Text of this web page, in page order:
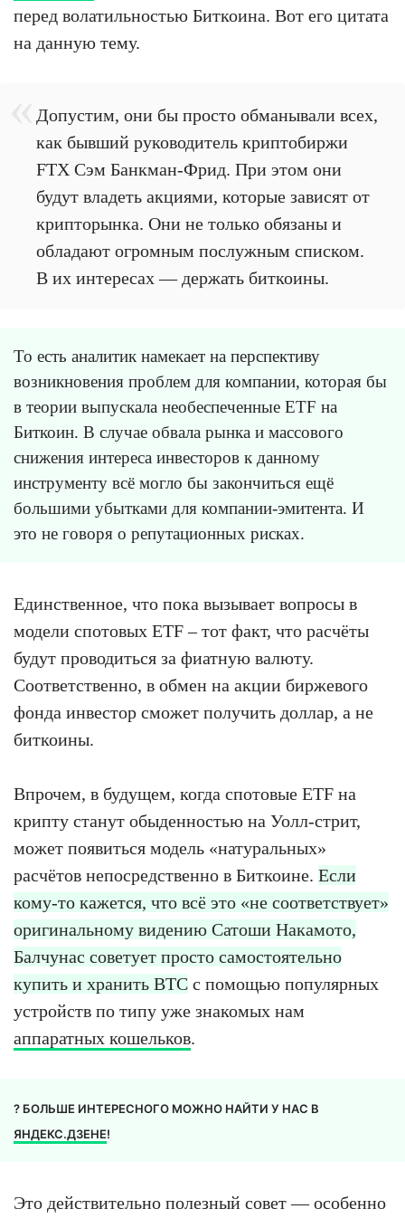
перед волатильностью Биткоина. Вот его цитата
на данную тему.
Допустим, они бы просто обманывали всех,
как бывший руководитель криптобиржи
FTX Сэм Банкман-Фрид. При этом они
будут владеть акциями, которые зависят от
крипторынка. Они не только обязаны и
обладают огромным послужным списком.
В их интересах — держать биткоины.
То есть аналитик намекает на перспективу
возникновения проблем для компании, которая бы
в теории выпускала необеспеченные ETF на
Биткоин. В случае обвала рынка и массового
снижения интереса инвесторов к данному
инструменту всё могло бы закончиться ещё
большими убытками для компании-эмитента. И
это не говоря о репутационных рисках.
Единственное, что пока вызывает вопросы в
модели спотовых ETF – тот факт, что расчёты
будут проводиться за фиатную валюту.
Соответственно, в обмен на акции биржевого
фонда инвестор сможет получить доллар, а не
биткоины.
Впрочем, в будущем, когда спотовые ETF на
крипту станут обыденностью на Уолл-стрит,
может появиться модель «натуральных»
расчётов непосредственно в Биткоине. Если
кому-то кажется, что всё это «не соответствует»
оригинальному видению Сатоши Накамото,
Балчунас советует просто самостоятельно
купить и хранить BTC с помощью популярных
устройств по типу уже знакомых нам
аппаратных кошельков.
? БОЛЬШЕ ИНТЕРЕСНОГО МОЖНО НАЙТИ У НАС В
ЯНДЕКС.ДЗЕНЕ!
Это действительно полезный совет — особенно